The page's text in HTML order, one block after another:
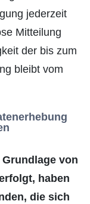
jederzeit
Mitteilung
der bis zum
bleibt vom
von
haben
die sich